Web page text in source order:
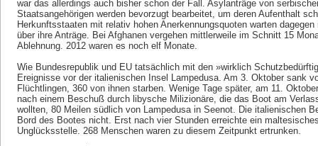
war das allerdings auch bisher schon der Fall. Asylanträge von
Staatsangehörigen werden bevorzugt bearbeitet, um deren Aufenthalt
Herkunftsstaaten mit relativ hohen Anerkennungsquoten warten
über ihre Anträge. Bei Afghanen vergehen mittlerweile im Schnitt 15
Ablehnung. 2012 waren es noch elf Monate.
Wie Bundesrepublik und EU tatsächlich mit den »wirklich
Ereignisse vor der italienischen Insel Lampedusa. Am 3. Oktober sank
Flüchtlingen, 360 von ihnen starben. Wenige Tage später, am 11.
nach einem Beschuß durch libysche Milizionäre, die das Boot am
wollten, 80 Meilen südlich von Lampedusa in Seenot. Die italienischen
Bord des Bootes nicht. Erst nach vier Stunden erreichte ein
Unglücksstelle. 268 Menschen waren zu diesem Zeitpunkt ertrunken.